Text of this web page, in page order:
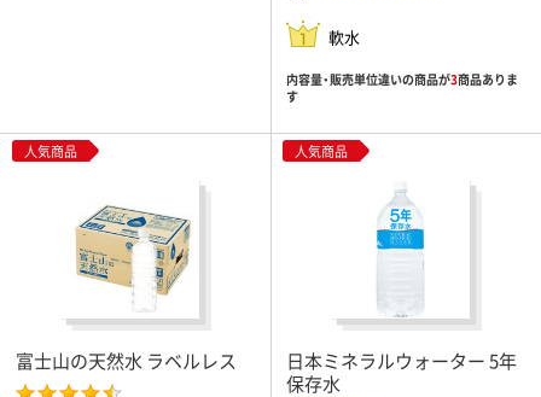
軟水
内容量・販売単位違いの商品が3商品ありま
す
人気商品
富士山の天然水 ラベルレス
人気商品
日本ミネラルウォーター 5年
保存水